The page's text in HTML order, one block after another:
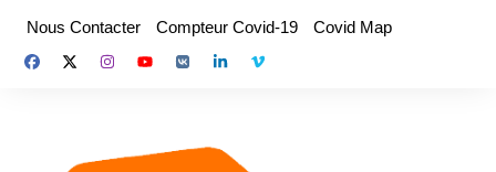
contenu
Nous Contacter Compteur Covid-19 Covid Map